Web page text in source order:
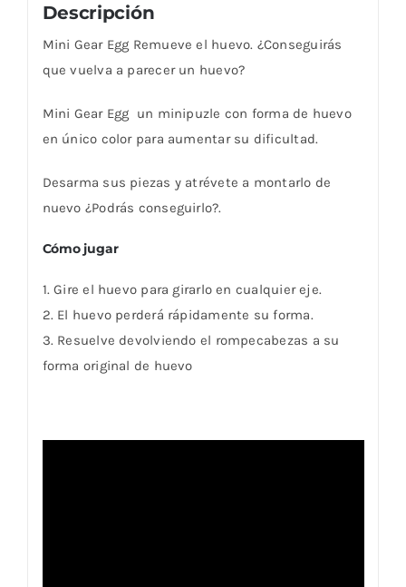
Descripción
Mini Gear Egg Remueve el huevo. ¿Conseguirás
que vuelva a parecer un huevo?
Mini Gear Egg un minipuzle con forma de huevo
en único color para aumentar su dificultad.
Desarma sus piezas y atrévete a montarlo de
nuevo ¿Podrás conseguirlo?.
Cómo jugar
1. Gire el huevo para girarlo en cualquier eje.
2. El huevo perderá rápidamente su forma.
3. Resuelve devolviendo el rompecabezas a su
forma original de huevo